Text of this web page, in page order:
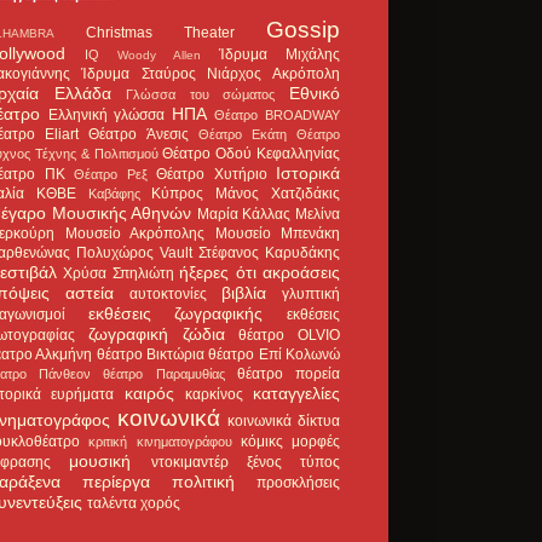
Christmas Theater Gossip
IQ Woody Allen
Ίδρυμα Μιχάλης
Ίδρυμα Σταύρος Νιάρχος Ακρόπολη
Ελλάδα Γλώσσα του σώματος
Εθνικό
Ελληνική γλώσσα ΗΠΑ Θέατρο BROADWAY
Eliart Θέατρο Άνεσις Θέατρο Εκάτη
Θέατρο
Τέχνης & Πολιτισμού Θέατρο Οδού Κεφαλληνίας
ΠΚ
Θέατρο Ρεξ Θέατρο Χυτήριο Ιστορικά
ΚΘΒΕ Καβάφης Κύπρος Μάνος Χατζιδάκις
Μουσικής Αθηνών Μαρία Κάλλας Μελίνα
Μουσείο Ακρόπολης
Μουσείο Μπενάκη
Πολυχώρος Vault Στέφανος Καρυδάκης
Χρύσα Σπηλιώτη ήξερες ότι ακροάσεις
αστεία αυτοκτονίες βιβλία
γλυπτική
εκθέσεις ζωγραφικής
εκθέσεις
ζωγραφική ζώδια
θέατρο OLVIO
Αλκμήνη θέατρο Βικτώρια θέατρο Επί Κολωνώ
Πάνθεον θέατρο Παραμυθίας
θέατρο πορεία
ευρήματα
καιρός καρκίνος
καταγγελίες
κοινωνικά κοινωνικά δίκτυα
κριτική κινηματογράφου κόμικς μορφές
μουσική ντοκιμαντέρ ξένος τύπος
περίεργα πολιτική προσκλήσεις
ταλέντα χορός